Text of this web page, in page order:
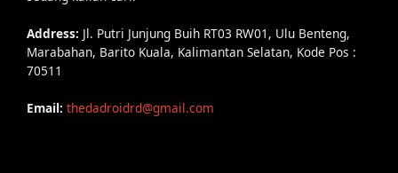
Address: Jl. Putri Junjung Buih RT03 RW01, Ulu Benteng,
Marabahan, Barito Kuala, Kalimantan Selatan, Kode Pos :
70511
Email: thedadroidrd@gmail.com